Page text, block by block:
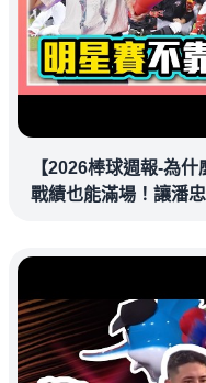
【2026棒球週報-為
戰績也能滿場！讓潘